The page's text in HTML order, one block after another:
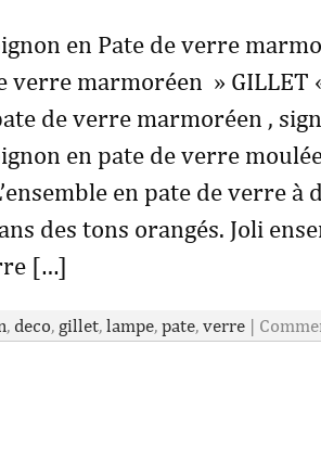
en Pate de verre
verre marmoréen » GILLET
de verre marmoréen ,
en pate de verre
en pate de verre à
des tons orangés. Joli
[…]
, deco, gillet, lampe, pate, verre |